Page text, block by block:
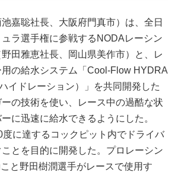
嘉聡社長、大阪府門真市）は、全日
ラ選手権に参戦するNODAレーシン
田雅恵社長、岡山県美作市）と、レ
の給水システム「Cool-Flow HYDRA
イドレーション）」を共同開発した
の技術を使い、レース中の過酷な状
に迅速に給水できるようにした。
度に達するコックピット内でドライバ
とを目的に開発した。プロレーシン
と野田樹潤選手がレースで使用す